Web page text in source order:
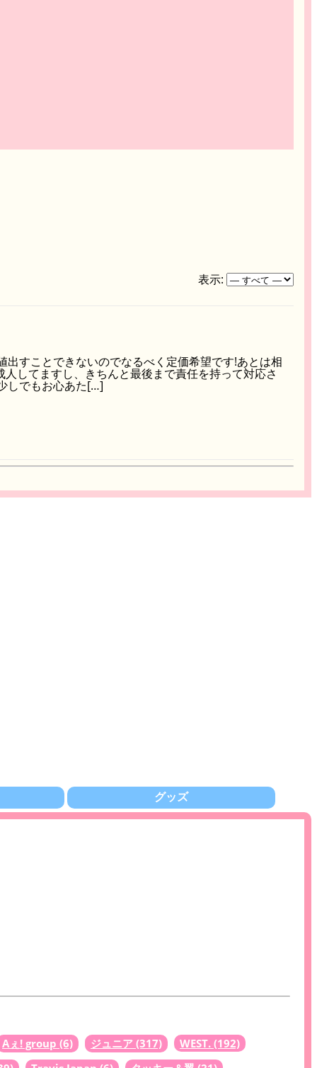
表示:
すことできないのでなるべく定価希望です!あとは相
してますし、きちんと最後まで責任を持って対応さ
しでもお心あた[…]
グッズ
Aぇ! group (6) ジュニア (317) WEST. (192)